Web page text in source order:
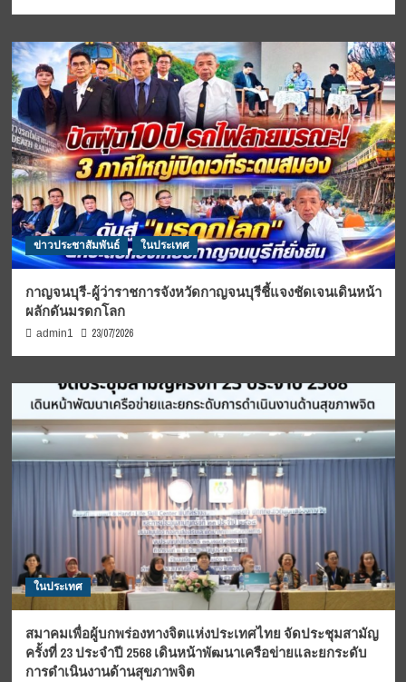
ข่าวประชาสัมพันธ์ ในประเทศ
กาญจนบุรี-ผู้ว่าราชการจังหวัดกาญจนบุรีชี้แจงชัดเจนเดินหน้า
ผลักดันมรดกโลก
admin1 23/07/2026
ในประเทศ
สมาคมเพื่อผู้บกพร่องทางจิตแห่งประเทศไทย จัดประชุมสามัญ
ครั้งที่ 23 ประจำปี 2568 เดินหน้าพัฒนาเครือข่ายและยกระดับ
การดำเนินงานด้านสุขภาพจิต